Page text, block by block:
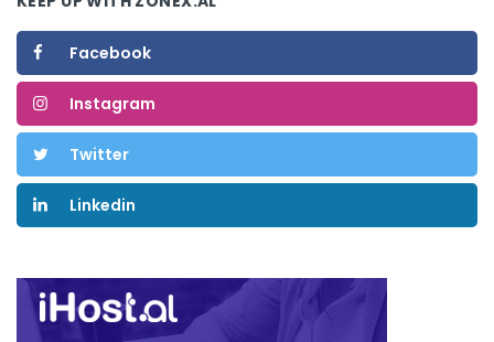
Facebook
Instagram
Twitter
Linkedin